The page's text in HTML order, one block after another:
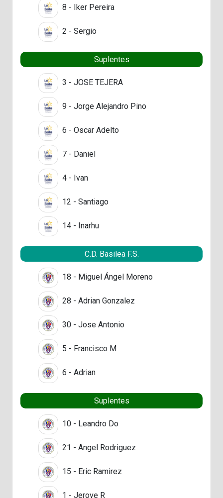
8 - Iker Pereira
2 - Sergio
Suplentes
3 - JOSE TEJERA
9 - Jorge Alejandro Pino
6 - Oscar Adelto
7 - Daniel
4 - Ivan
12 - Santiago
14 - Inarhu
C.D. Basilea F.S.
18 - Miguel Ángel Moreno
28 - Adrian Gonzalez
30 - Jose Antonio
5 - Francisco M
6 - Adrian
Suplentes
10 - Leandro Do
21 - Angel Rodriguez
15 - Eric Ramirez
1 - Jerove R